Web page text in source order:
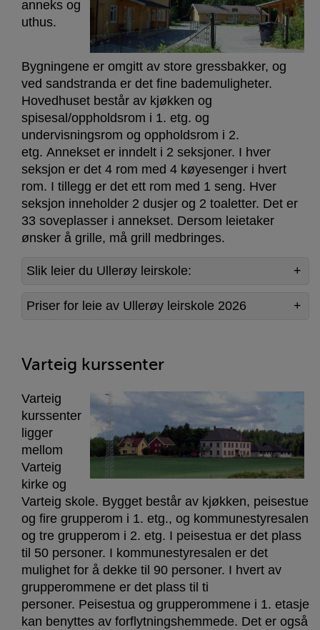
anneks og
uthus.
Bygningene er omgitt av store gressbakker, og
ved sandstranda er det fine bademuligheter.
Hovedhuset består av kjøkken og
spisesal/oppholdsrom i 1. etg. og
undervisningsrom og oppholdsrom i 2.
etg. Annekset er inndelt i 2 seksjoner. I hver
seksjon er det 4 rom med 4 køyesenger i hvert
rom. I tillegg er det ett rom med 1 seng. Hver
seksjon inneholder 2 dusjer og 2 toaletter. Det er
33 soveplasser i annekset. Dersom leietaker
ønsker å grille, må grill medbringes.
Slik leier du Ullerøy leirskole:
Priser for leie av Ullerøy leirskole 2026
Varteig kurssenter
Varteig
kurssenter
ligger
mellom
Varteig
kirke og
Varteig skole. Bygget består av kjøkken, peisestue
og fire grupperom i 1. etg., og kommunestyresalen
og tre grupperom i 2. etg. I peisestua er det plass
til 50 personer. I kommunestyresalen er det
mulighet for å dekke til 90 personer. I hvert av
grupperommene er det plass til ti
personer. Peisestua og grupperommene i 1. etasje
kan benyttes av forflytningshemmede. Det er også